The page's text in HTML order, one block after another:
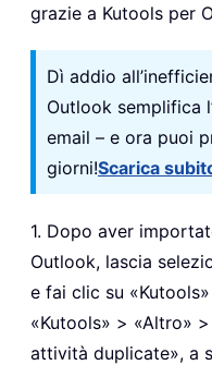
grazie a Kutools per
Dì addio
Outlook semplifica
email – e ora puoi
giorni!Scarica
1. Dopo aver
Outlook, lascia
e fai clic su
«Kutools» > «Altro»
attività duplicate», a